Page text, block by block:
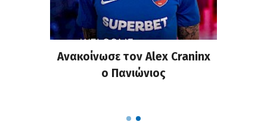
Ανακοίνωσε τον Alex Craninx
ο Πανιώνιος